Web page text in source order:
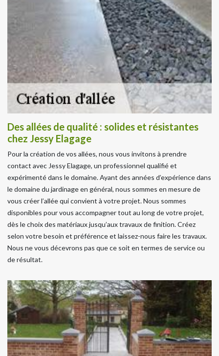
Des allées de qualité : solides et résistantes
chez Jessy Elagage
Pour la création de vos allées, nous vous invitons à prendre
contact avec Jessy Elagage, un professionnel qualifié et
expérimenté dans le domaine. Ayant des années d’expérience dans
le domaine du jardinage en général, nous sommes en mesure de
vous créer l’allée qui convient à votre projet. Nous sommes
disponibles pour vous accompagner tout au long de votre projet,
dès le choix des matériaux jusqu’aux travaux de finition. Créez
selon votre besoin et préférence et laissez-nous faire les travaux.
Nous ne vous décevrons pas que ce soit en termes de service ou
de résultat.